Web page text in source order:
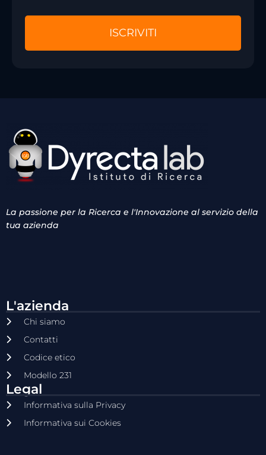
La passione per la Ricerca e l'Innovazione al servizio della
tua azienda
L'azienda
Chi siamo
Contatti
Codice etico
Modello 231
Legal
Informativa sulla Privacy
Informativa sui Cookies